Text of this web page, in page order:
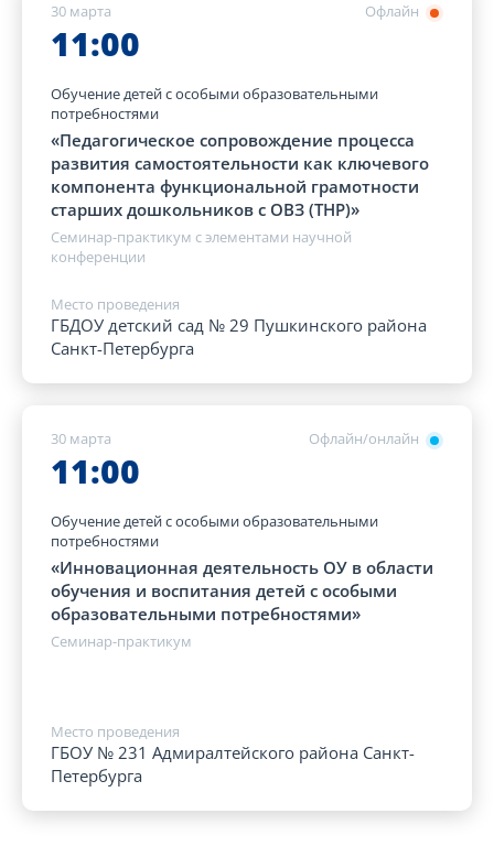
Офлайн
30 марта
11:00
Обучение детей с особыми образовательными
потребностями
«Педагогическое сопровождение процесса
развития самостоятельности как ключевого
компонента функциональной грамотности
старших дошкольников с ОВЗ (ТНР)»
Семинар-практикум с элементами научной
конференции
Место проведения
ГБДОУ детский сад № 29 Пушкинского района
Санкт-Петербурга
Офлайн/онлайн
30 марта
11:00
Обучение детей с особыми образовательными
потребностями
«Инновационная деятельность ОУ в области
обучения и воспитания детей с особыми
образовательными потребностями»
Семинар-практикум
Место проведения
ГБОУ № 231 Адмиралтейского района Санкт-
Петербурга